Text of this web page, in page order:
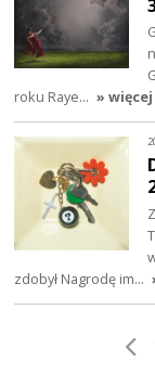
roku Raye… » więcej
zdobył Nagrodę im…